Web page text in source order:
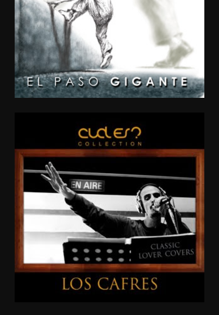
EL PASO GIGANTE
2011
LOVER COVERS